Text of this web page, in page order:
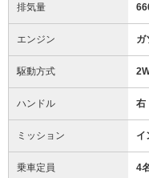
排気量
エンジン ガ
駆動方式
ハンドル 右
ミッション イ
乗車定員 4